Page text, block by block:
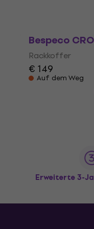
Bespeco
Rackkoffer
€ 149
Auf dem Weg
Erweiterte 3-